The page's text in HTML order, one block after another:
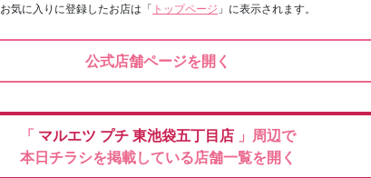
お気に入りに登録したお店は 「 トップページ 」に表示されます。
公式店舗ページを開く
「 マルエツ プチ 東池袋五丁目店 」周辺で
本日チラシを掲載している店舗一覧を開く